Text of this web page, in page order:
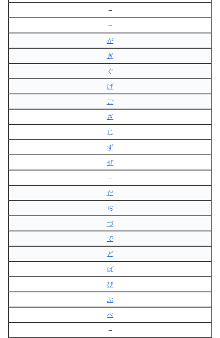
–
–
が
ぎ
ぐ
げ
ご
ざ
じ
ず
ぜ
–
だ
ぢ
づ
で
ど
ば
び
ぶ
べ
–